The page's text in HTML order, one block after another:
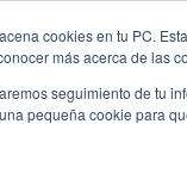
cookies en tu PC.
más acerca de las
seguimiento de tu
pequeña cookie para
Demos